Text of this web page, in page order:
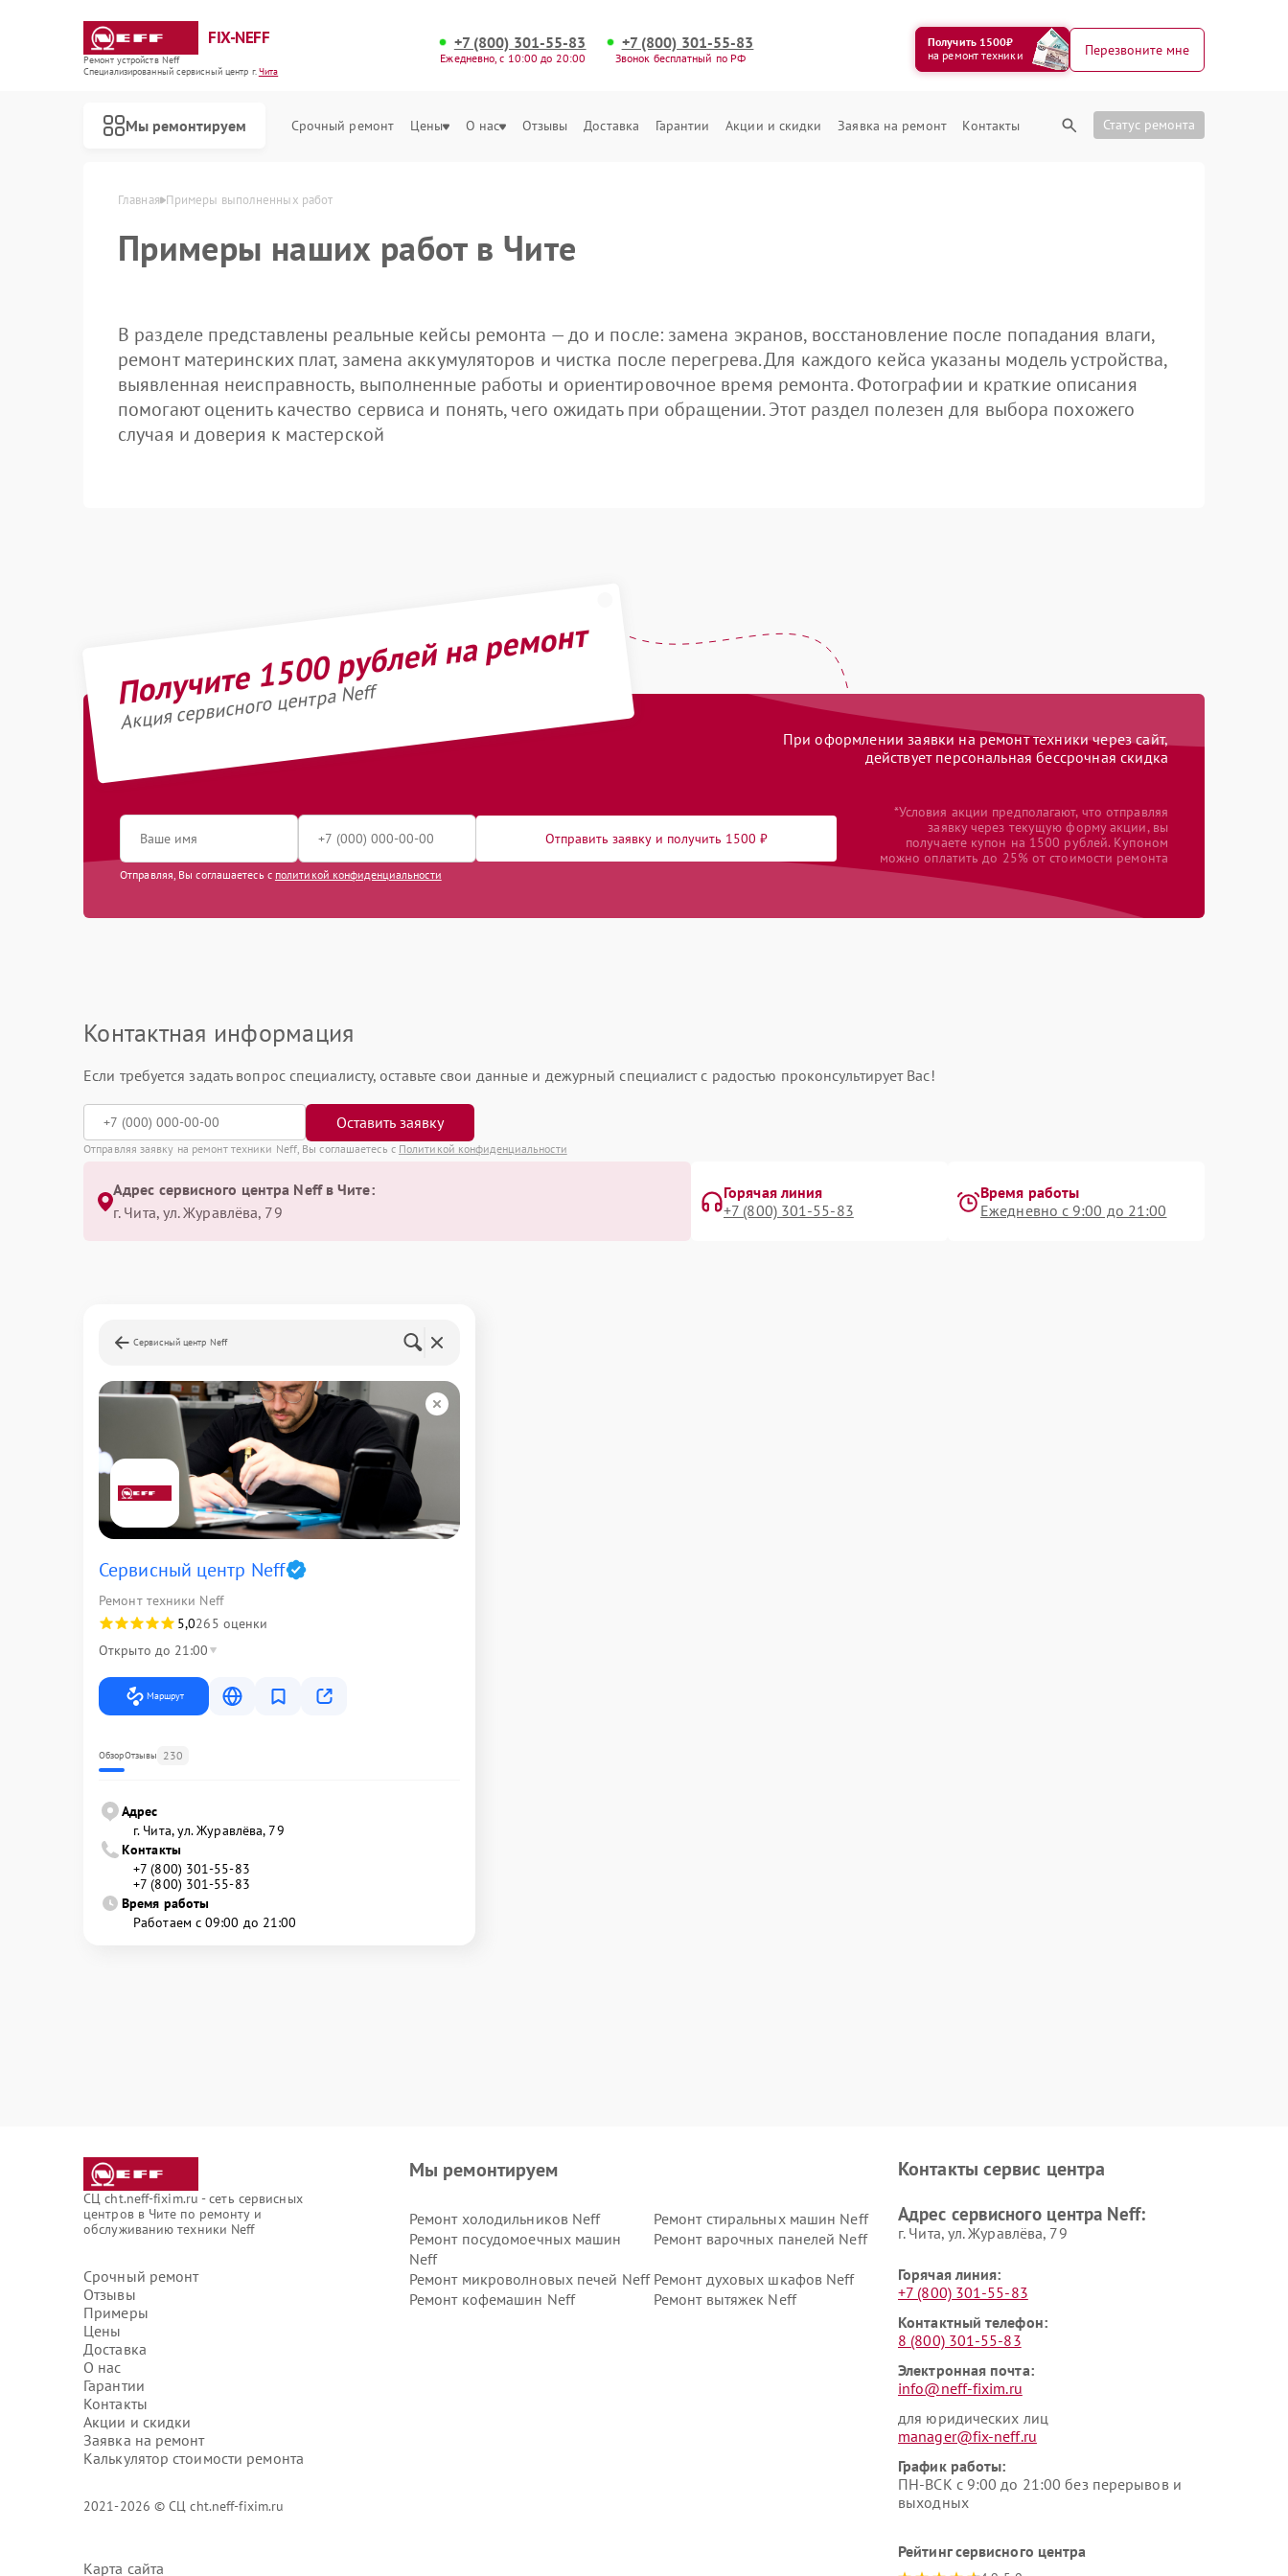
FIX-NEFF
Ремонт устройств Neff
Специализированный cервисный центр г.Чита
+7 (800) 301-55-83
Ежедневно, с 10:00 до 20:00
+7 (800) 301-55-83
Звонок бесплатный по РФ
Получить 1500₽
на ремонт техники
Перезвоните мне
Мы ремонтируем Срочный ремонт Цены О нас Отзывы Доставка Гарантии Акции и скидки Заявка на ремонт Контакты Статус ремонта
Главная Примеры выполненных работ
Примеры наших работ в Чите
В разделе представлены реальные кейсы ремонта — до и после: замена экранов, восстановление после попадания влаги,
ремонт материнских плат, замена аккумуляторов и чистка после перегрева. Для каждого кейса указаны модель устройства,
выявленная неисправность, выполненные работы и ориентировочное время ремонта. Фотографии и краткие описания
помогают оценить качество сервиса и понять, чего ожидать при обращении. Этот раздел полезен для выбора похожего
случая и доверия к мастерской
Получите 1500 рублей на ремонт
Акция сервисного центра Neff
При оформлении заявки на ремонт техники через сайт,
действует персональная бессрочная скидка
Отправить заявку и получить 1500 ₽
Отправляя, Вы соглашаетесь с политикой конфиденциальности
*Условия акции предполагают, что отправляя
заявку через текущую форму акции, вы
получаете купон на 1500 рублей. Купоном
можно оплатить до 25% от стоимости ремонта
Контактная информация
Если требуется задать вопрос специалисту, оставьте свои данные и дежурный специалист с радостью проконсультирует Вас!
Оставить заявку
Отправляя заявку на ремонт техники Neff, Вы соглашаетесь с Политикой конфиденциальности
Адрес сервисного центра Neff в Чите:
г. Чита, ул. Журавлёва, 79
Горячая линия
+7 (800) 301-55-83
Время работы
Ежедневно с 9:00 до 21:00
Сервисный центр Neff
Сервисный центр Neff
Ремонт техники Neff
5,0265 оценки
Открыто до 21:00
Маршрут
ОбзорОтзывы 230
Адрес
г. Чита, ул. Журавлёва, 79
Контакты
+7 (800) 301-55-83
+7 (800) 301-55-83
Время работы
Работаем с 09:00 до 21:00
СЦ cht.neff-fixim.ru - сеть сервисных
центров в Чите по ремонту и
обслуживанию техники Neff
Срочный ремонт
Отзывы
Примеры
Цены
Доставка
О нас
Гарантии
Контакты
Акции и скидки
Заявка на ремонт
Калькулятор стоимости ремонта
2021-2026 © СЦ cht.neff-fixim.ru
Карта сайта
Мы ремонтируем
Ремонт холодильников Neff
Ремонт стиральных машин Neff
Ремонт посудомоечных машин
Neff
Ремонт варочных панелей Neff
Ремонт микроволновых печей Neff Ремонт духовых шкафов Neff
Ремонт кофемашин Neff
Ремонт вытяжек Neff
Контакты сервис центра
Адрес сервисного центра Neff:
г. Чита, ул. Журавлёва, 79
Горячая линия:
+7 (800) 301-55-83
Контактный телефон:
8 (800) 301-55-83
Электронная почта:
info@neff-fixim.ru
для юридических лиц
manager@fix-neff.ru
График работы:
ПН-ВСК с 9:00 до 21:00 без перерывов и
выходных
Рейтинг сервисного центра